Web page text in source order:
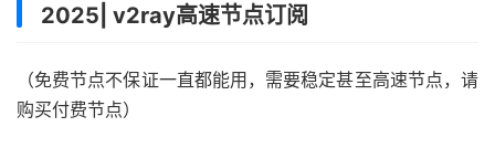
2025| v2ray高速节点订阅
（免费节点不保证一直都能用，需要稳定甚至高速节点，请
购买付费节点）